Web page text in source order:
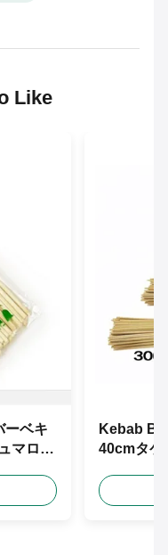
Like
ーベキ
マロの
Kebab
40cmタケ